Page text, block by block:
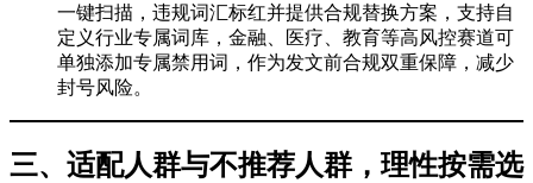
一键扫描，违规词汇标红并提供合规替换方案，支持自
定义行业专属词库，金融、医疗、教育等高风控赛道可
单独添加专属禁用词，作为发文前合规双重保障，减少
封号风险。
三、适配人群与不推荐人群，理性按需选